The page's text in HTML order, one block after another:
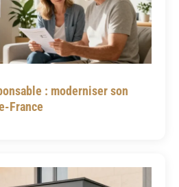
: moderniser son
France